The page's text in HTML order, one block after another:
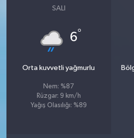
SALI
6°
Orta kuvvetli yağmurlu
Nem: %87
Rüzgar: 9 km/h
Yağış Olasılığı: %89